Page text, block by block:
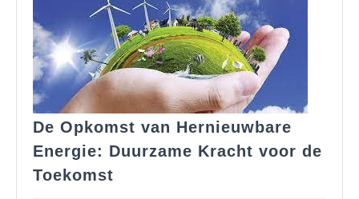
De Opkomst van Hernieuwbare
Energie: Duurzame Kracht voor de
Toekomst